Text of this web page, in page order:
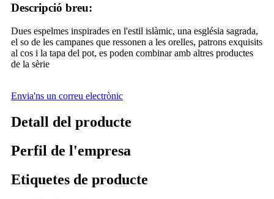
Descripció breu:
Dues espelmes inspirades en l'estil islàmic, una església sagrada,
el so de les campanes que ressonen a les orelles, patrons exquisits
al cos i la tapa del pot, es poden combinar amb altres productes
de la sèrie
Envia'ns un correu electrònic
Detall del producte
Perfil de l'empresa
Etiquetes de producte